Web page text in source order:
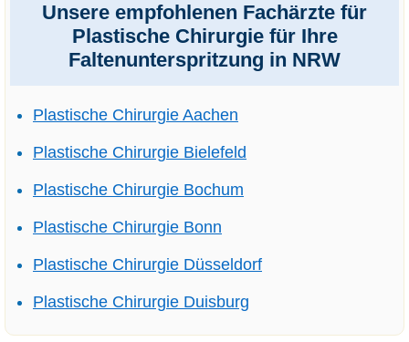
Unsere empfohlenen Fachärzte für
Plastische Chirurgie für Ihre
Faltenunterspritzung in NRW
Plastische Chirurgie Aachen
Plastische Chirurgie Bielefeld
Plastische Chirurgie Bochum
Plastische Chirurgie Bonn
Plastische Chirurgie Düsseldorf
Plastische Chirurgie Duisburg